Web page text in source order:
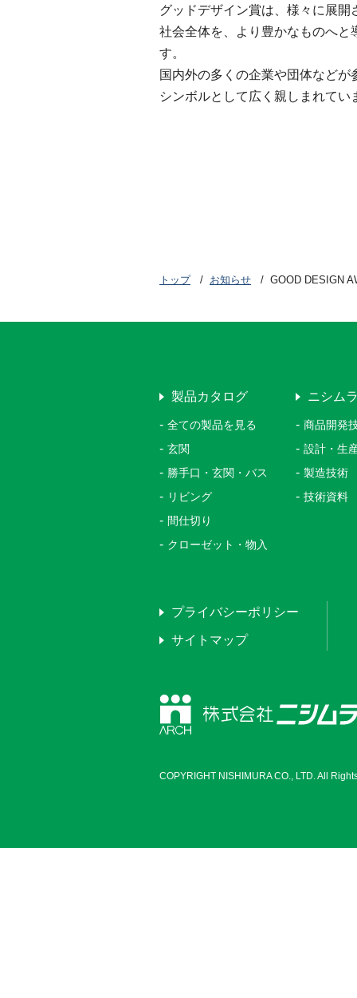
グッドデザイン賞は、様々に展
社会全体を、より豊かなものへ
す。
国内外の多くの企業や団体など
シンボルとして広く親しまれてい
トップ お知らせ GOOD DESIGN
製品カタログ
全ての製品を見る
玄関
勝手口・玄関・バス
リビング
間仕切り
クローゼット・物入
ニシム
商品開発
設計・生
製造技術
技術資料
プライバシーポリシー
サイトマップ
COPYRIGHT NISHIMURA CO., LTD. All